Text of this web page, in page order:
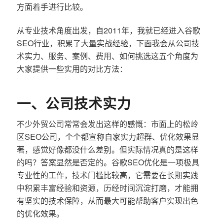
方面着手进行比较。
从专业技术角度出发，自2011年，我就已经进入谷歌
SEO行业，积累了大量实战经验，下面我会从公司技
术实力、服务、案例、费用、如何挑选这五个角度为
大家提供一些实用的对比方法：
一、公司技术实力
不少外贸公司常常会发出这样的感慨：市面上的松岭
区SEO公司，个个都宣称自家实力超群、优化效果显
著，感觉好像都没什么差别。但实际情况真的是这样
的吗？答案显然是否定的。谷歌SEO优化是一项极具
专业性的工作，技术门槛比较高，它需要在长期实践
中积累丰富经验和资源，历经时间沉淀打磨，才能拥
有坚实的技术保障，从而最大可能帮助客户实现出色
的优化效果。